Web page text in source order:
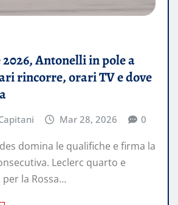
2026, Antonelli in pole a
rincorre, orari TV e dove
Mar 28, 2026 0
domina le qualifiche e firma la
Leclerc quarto e
la Rossa…